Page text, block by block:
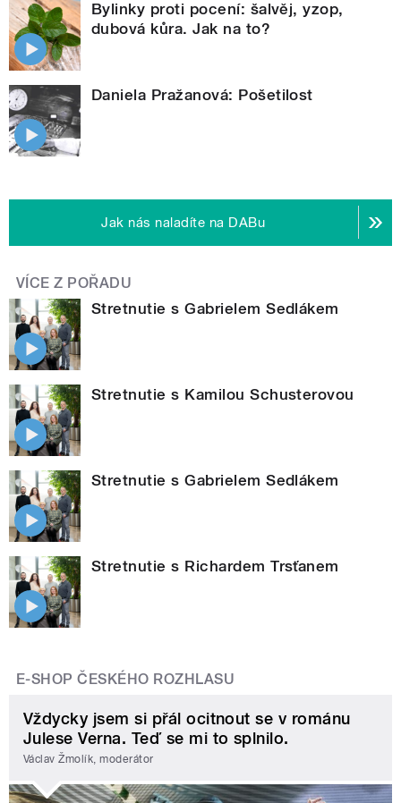
Bylinky proti pocení: šalvěj, yzop,
dubová kůra. Jak na to?
Daniela Pražanová: Pošetilost
Jak nás naladíte na DABu
VÍCE Z POŘADU
Stretnutie s Gabrielem Sedlákem
Stretnutie s Kamilou Schusterovou
Stretnutie s Gabrielem Sedlákem
Stretnutie s Richardem Trsťanem
E-SHOP ČESKÉHO ROZHLASU
Vždycky jsem si přál ocitnout se v románu
Julese Verna. Teď se mi to splnilo.
Václav Žmolík, moderátor